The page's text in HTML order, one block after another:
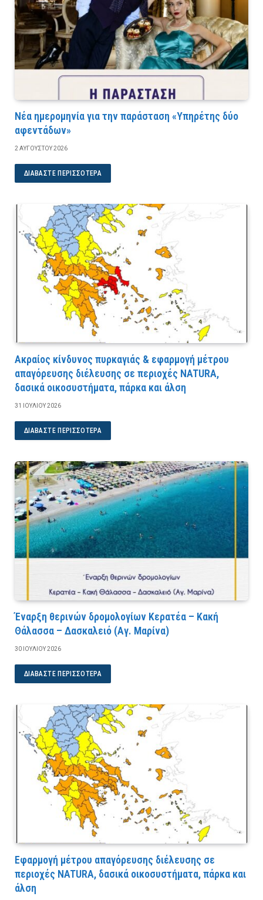
Νέα ημερομηνία για την παράσταση «Υπηρέτης δύο
αφεντάδων»
2 ΑΥΓΟΎΣΤΟΥ 2026
ΔΙΑΒΆΣΤΕ ΠΕΡΙΣΣΌΤΕΡΑ
Ακραίος κίνδυνος πυρκαγιάς & εφαρμογή μέτρου
απαγόρευσης διέλευσης σε περιοχές NATURA,
δασικά οικοσυστήματα, πάρκα και άλση
31 ΙΟΥΛΊΟΥ 2026
ΔΙΑΒΆΣΤΕ ΠΕΡΙΣΣΌΤΕΡΑ
Έναρξη θερινών δρομολογίων Κερατέα – Κακή
Θάλασσα – Δασκαλειό (Αγ. Μαρίνα)
30 ΙΟΥΛΊΟΥ 2026
ΔΙΑΒΆΣΤΕ ΠΕΡΙΣΣΌΤΕΡΑ
Εφαρμογή μέτρου απαγόρευσης διέλευσης σε
περιοχές NATURA, δασικά οικοσυστήματα, πάρκα και
άλση